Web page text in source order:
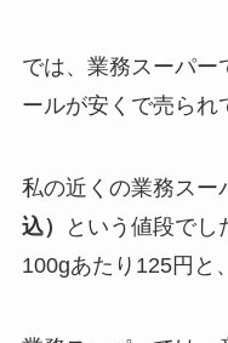
では、業務スーパー
ールが安くで売られ
私の近くの業務スー
込）
という値段でし
100gあたり125円と